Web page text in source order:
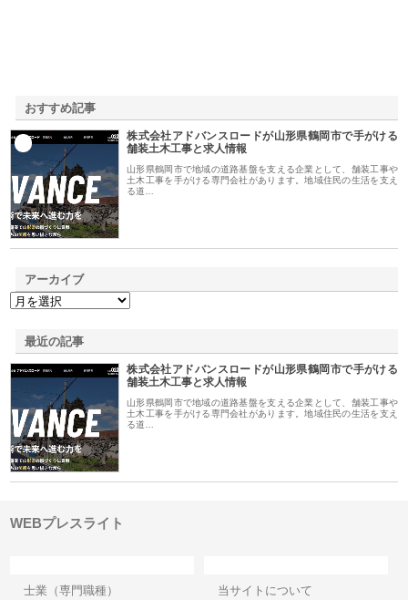
おすすめ記事
株式会社アドバンスロードが山形県鶴岡市で手がける
舗装土木工事と求人情報
山形県鶴岡市で地域の道路基盤を支える企業として、舗装工事や
土木工事を手がける専門会社があります。地域住民の生活を支え
る道…
アーカイブ
最近の記事
株式会社アドバンスロードが山形県鶴岡市で手がける
舗装土木工事と求人情報
山形県鶴岡市で地域の道路基盤を支える企業として、舗装工事や
土木工事を手がける専門会社があります。地域住民の生活を支え
る道…
WEBプレスライト
士業（専門職種）
当サイトについて